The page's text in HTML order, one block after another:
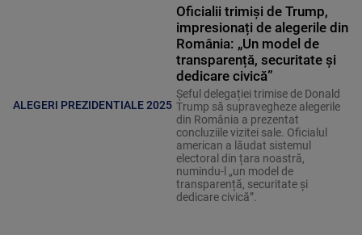
ALEGERI PREZIDENTIALE 2025
Oficialii trimiși de Trump,
impresionați de alegerile din
România: „Un model de
transparență, securitate și
dedicare civică”
Șeful delegației trimise de Donald
Trump să supravegheze alegerile
din România a prezentat
concluziile vizitei sale. Oficialul
american a lăudat sistemul
electoral din țara noastră,
numindu-l „un model de
transparență, securitate și
dedicare civică”.